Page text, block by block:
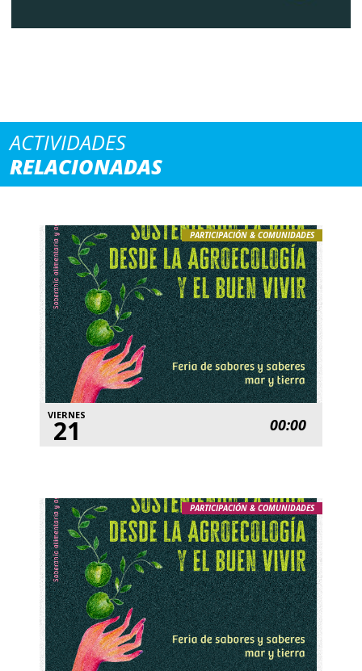
ACTIVIDADES
RELACIONADAS
PARTICIPACIÓN & COMUNIDADES
VIERNES
21 00:00
PARTICIPACIÓN & COMUNIDADES